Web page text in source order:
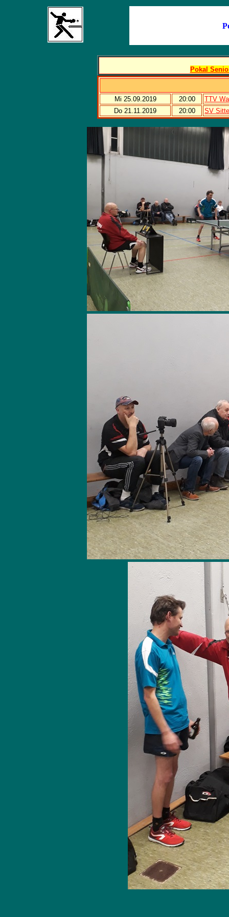
Pokal
Mi 25.09.2019 20:00
TTV
Do 21.11.2019
20:00 SV